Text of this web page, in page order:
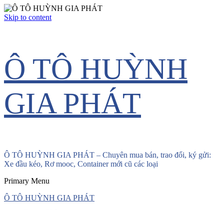
Skip to content
Ô TÔ HUỲNH
GIA PHÁT
Ô TÔ HUỲNH GIA PHÁT – Chuyên mua bán, trao đổi, ký gửi:
Xe đầu kéo, Rơ mooc, Container mới cũ các loại
Primary Menu
Ô TÔ HUỲNH GIA PHÁT